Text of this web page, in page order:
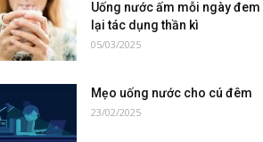
Uống nước ấm mỗi ngày đem
lại tác dụng thần kì
05/03/2025
Mẹo uống nước cho cú đêm
23/02/2025